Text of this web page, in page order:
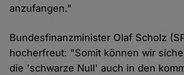
anzufangen."
Bundesfinanzminister Olaf Scholz
hocherfreut: "Somit können wir
die 'schwarze Null' auch in den